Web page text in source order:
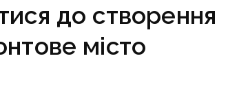
до створення
місто